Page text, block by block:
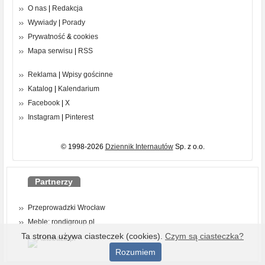
O nas | Redakcja
Wywiady | Porady
Prywatność & cookies
Mapa serwisu | RSS
Reklama | Wpisy gościnne
Katalog | Kalendarium
Facebook | X
Instagram | Pinterest
© 1998-2026 Dziennik InternautówSp. z o.o.
Partnerzy
Przeprowadzki Wrocław
Meble: rondigroup.pl
Ta strona używa ciasteczek (cookies). Czym są ciasteczka?
Rozumiem